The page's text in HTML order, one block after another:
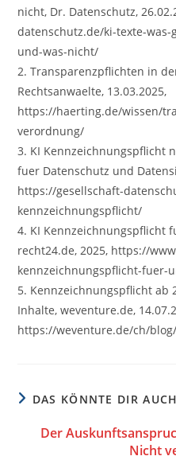
nicht, Dr. Datenschutz,
datenschutz.de/ki-texte-
und-was-nicht/
2. Transparenzpflichten in
Rechtsanwaelte, 13.03.2025,
https://haerting.de/wissen/
verordnung/
3. KI Kennzeichnungspflicht
fuer Datenschutz und
https://gesellschaft-
kennzeichnungspflicht/
4. KI Kennzeichnungspflicht
recht24.de, 2025, https://
kennzeichnungspflicht-fuer-
5. Kennzeichnungspflicht ab
Inhalte, weventure.de,
https://weventure.de/ch/
DAS KÖNNTE DIR
Der
Nicht